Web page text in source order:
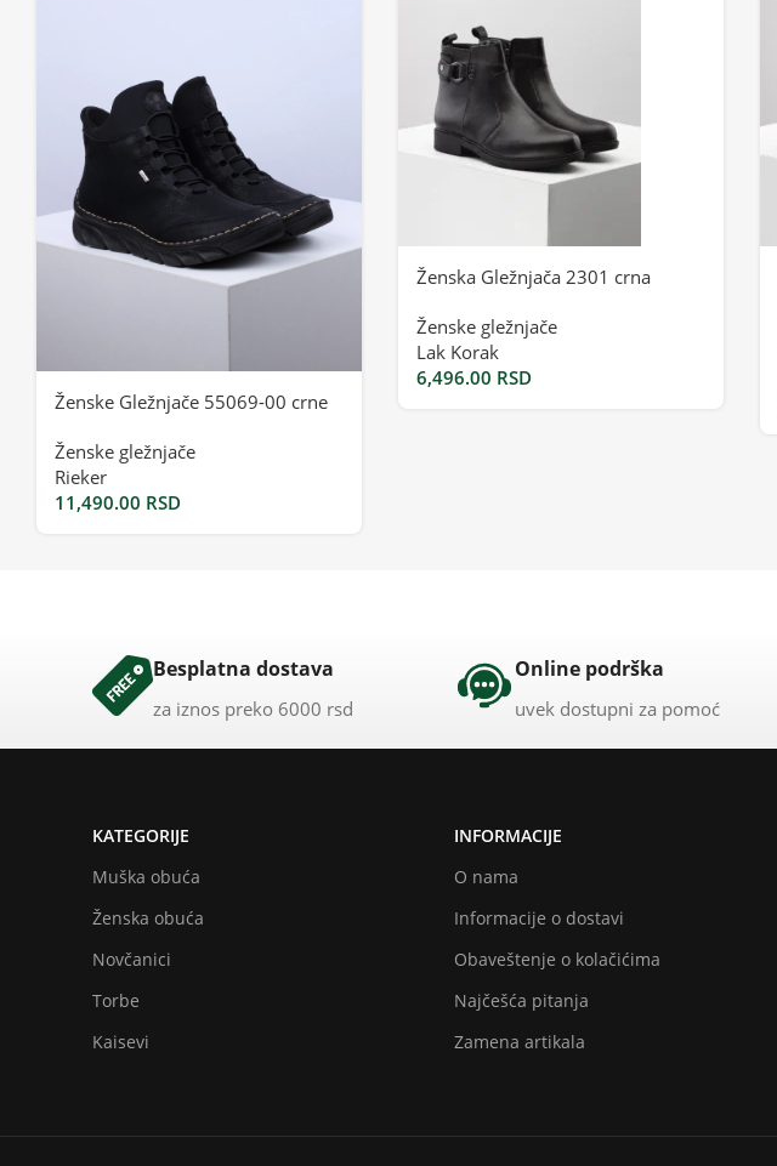
Ženske Gležnjače 55069-00 crne
Ženske gležnjače
Rieker
11,490.00 RSD
Ženska Gležnjača 2301 crna
Ženske gležnjače
Lak Korak
6,496.00 RSD
Besplatna dostava
za iznos preko 6000 rsd
Online podrška
uvek dostupni za pomoć
KATEGORIJE
Muška obuća
Ženska obuća
Novčanici
Torbe
Kaisevi
INFORMACIJE
O nama
Informacije o dostavi
Obaveštenje o kolačićima
Najčešća pitanja
Zamena artikala